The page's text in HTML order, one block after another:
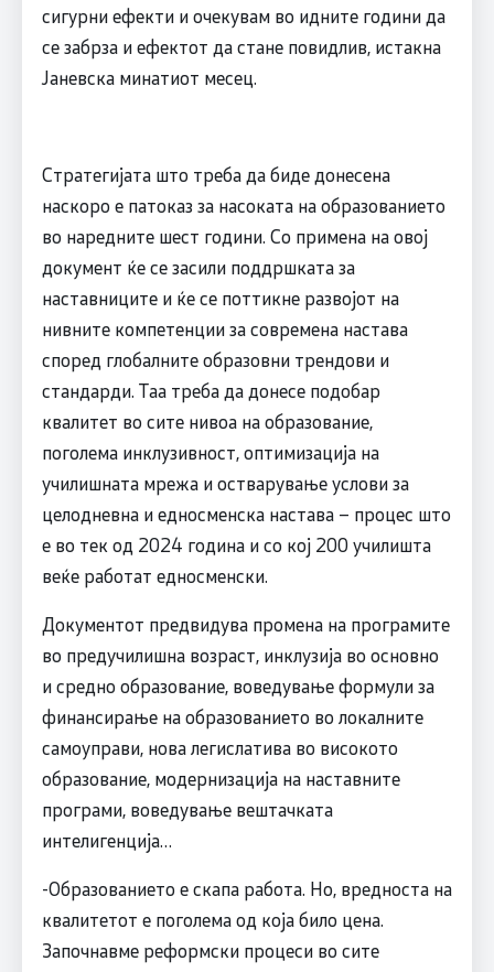
сигурни ефекти и очекувам во идните години да
се забрза и ефектот да стане повидлив, истакна
Јаневска минатиот месец.
Стратегијата што треба да биде донесена
наскоро е патоказ за насоката на образованието
во наредните шест години. Со примена на овој
документ ќе се засили поддршката за
наставниците и ќе се поттикне развојот на
нивните компетенции за современа настава
според глобалните образовни трендови и
стандарди. Таа треба да донесе подобар
квалитет во сите нивоа на образование,
поголема инклузивност, оптимизација на
училишната мрежа и остварување услови за
целодневна и едносменска настава – процес што
е во тек од 2024 година и со кој 200 училишта
веќе работат едносменски.
Документот предвидува промена на програмите
во предучилишна возраст, инклузија во основно
и средно образование, воведување формули за
финансирање на образованието во локалните
самоуправи, нова легислатива во високото
образование, модернизација на наставните
програми, воведување вештачката
интелигенција…
-Образованието е скапа работа. Но, вредноста на
квалитетот е поголема од која било цена.
Започнавме реформски процеси во сите